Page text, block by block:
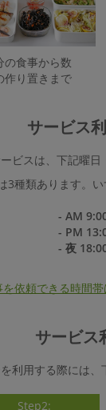
の食事から数
作り置きまで
サービス
ビスは、下記曜日
3種類あります。
- AM
- PM
- 夜
を依頼できる時間
サービス
利用する際には、
Step2: